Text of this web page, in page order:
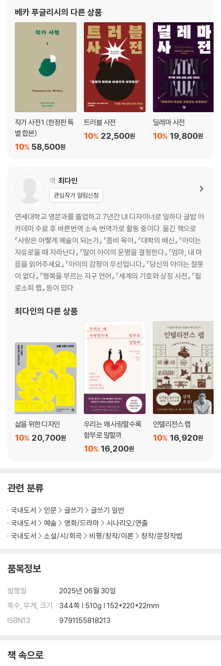
갈등 유형을 수록한 『딜레마 사전』은
베카 푸글리시 의 다른 상품
작가 사전 1 (한정판 특
별 합본)
58,500원
10%
트러블 사전
22,500원
10%
딜레마 사전
19,800원
10%
역 최다인
관심작가 알림신청
연세대학교 영문과를 졸업하고 7년간 UI 디자이너로 일하다 글밥 아
카데미 수료 후 바른번역 소속 번역가로 활동 중이다. 옮긴 책으로
『사랑은 어떻게 예술이 되는가』 『좀비 육아』 『대학의 배신』 『아이는
자유로울 때 자라난다』 『말이 아이의 운명을 결정한다』 『엄마, 내 마
음을 읽어주세요』 『아이의 감정이 우선입니다』 『당신의 아이는 잘못
이 없다』 『행복을 부르는 지구 언어』 『세계의 기호와 상징 사전』 『필
로소피 랩』 등이 있다.
최다인의 다른 상품
삶을 위한 디자인
20,700원
10%
우리는 왜 사랑할수록
함부로 말할까
16,200원
10%
인텔리전스 랩
16,920원
10%
관련 분류
국내도서 인문 글쓰기
글쓰기 일반
국내도서
예술 영화/드라마
시나리오/연출
국내도서
소설/시/희곡 비평/창작/이론 창작/문장작법
품목정보
발행일
2025년 06월 30일
쪽수, 무게, 크기
344쪽 | 510g | 152*220*22mm
ISBN13
9791155818213
책 속으로